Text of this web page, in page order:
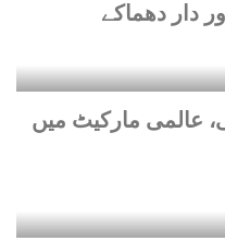
دار دھماکے
مارکیٹ میں